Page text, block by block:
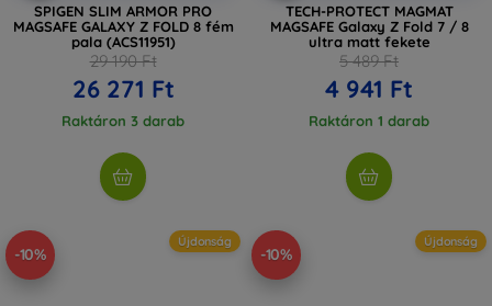
SPIGEN SLIM ARMOR PRO
MAGSAFE GALAXY Z FOLD 8 fém
pala (ACS11951)
29 190 Ft
26 271 Ft
Raktáron 3 darab
TECH-PROTECT MAGMAT
MAGSAFE Galaxy Z Fold 7 / 8
ultra matt fekete
5 489 Ft
4 941 Ft
Raktáron 1 darab
-10%
Újdonság
-10%
Újdonság